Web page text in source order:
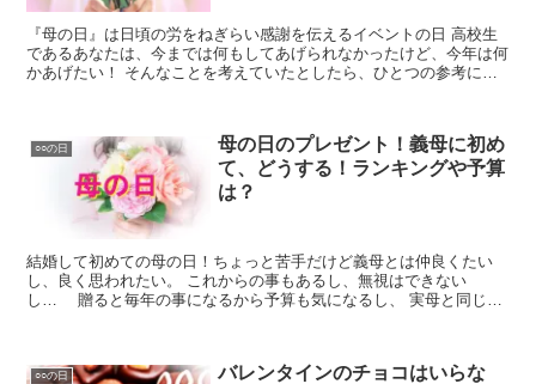
『母の日』は日頃の労をねぎらい感謝を伝えるイベントの日 高校生
であるあなたは、今までは何もしてあげられなかったけど、今年は何
かあげたい！ そんなことを考えていたとしたら、ひとつの参考にな
○○の日
母の日のプレゼント！義母に初め
て、どうする！ランキングや予算
は？
結婚して初めての母の日！ちょっと苦手だけど義母とは仲良くたい
し、良く思われたい。 これからの事もあるし、無視はできない
し… 贈ると毎年の事になるから予算も気になるし、 実母と同じで
○○の日
バレンタインのチョコはいらな